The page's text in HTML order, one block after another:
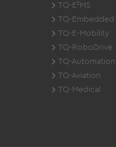
TQ-E²MS
TQ-Embedded
TQ-E-Mobility
TQ-RoboDrive
TQ-Automation
TQ-Aviation
TQ-Medical